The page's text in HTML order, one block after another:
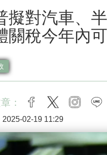
擬對汽車、
關稅今年內
： facebook
twitter
2025-02-19 11:29